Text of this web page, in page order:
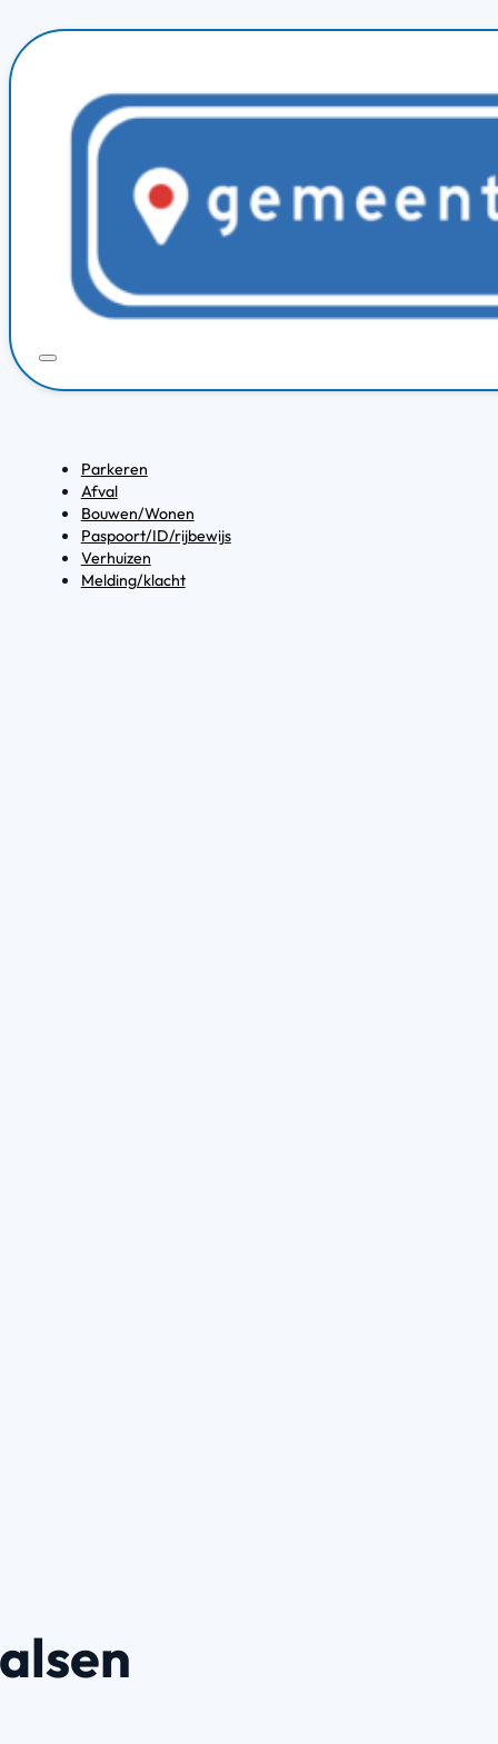
Parkeren
Afval
Bouwen/Wonen
Paspoort/ID/rijbewijs
Verhuizen
Melding/klacht